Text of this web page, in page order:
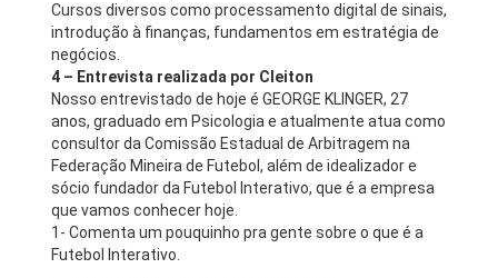
Cursos diversos como processamento digital de sinais,
introdução à finanças, fundamentos em estratégia de
negócios.
4 – Entrevista realizada por Cleiton
Nosso entrevistado de hoje é GEORGE KLINGER, 27
anos, graduado em Psicologia e atualmente atua como
consultor da Comissão Estadual de Arbitragem na
Federação Mineira de Futebol, além de idealizador e
sócio fundador da Futebol Interativo, que é a empresa
que vamos conhecer hoje.
1- Comenta um pouquinho pra gente sobre o que é a
Futebol Interativo.